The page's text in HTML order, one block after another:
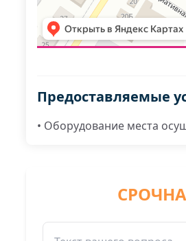
Предоставляемые
• Оборудование места